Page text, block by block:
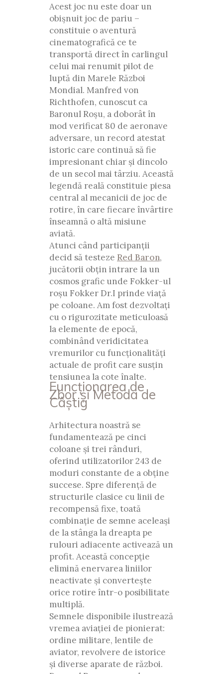
Acest joc nu este doar un
obișnuit joc de pariu –
constituie o aventură
cinematografică ce te
transportă direct în carlingul
celui mai renumit pilot de
luptă din Marele Război
Mondial. Manfred von
Richthofen, cunoscut ca
Baronul Roșu, a doborât în
mod verificat 80 de aeronave
adversare, un record atestat
istoric care continuă să fie
impresionant chiar și dincolo
de un secol mai târziu. Această
legendă reală constituie piesa
central al mecanicii de joc de
rotire, în care fiecare învârtire
înseamnă o altă misiune
aviată.
Atunci când participanții
decid să testeze Red Baron,
jucătorii obțin intrare la un
cosmos grafic unde Fokker-ul
roșu Fokker Dr.I prinde viață
pe coloane. Am fost dezvoltați
cu o rigurozitate meticuloasă
la elemente de epocă,
combinând veridicitatea
vremurilor cu funcționalități
actuale de profit care susțin
tensiunea la cote înalte.
Funcționarea de
Zbor și Metoda de
Câștig
Arhitectura noastră se
fundamentează pe cinci
coloane și trei rânduri,
oferind utilizatorilor 243 de
moduri constante de a obține
succese. Spre diferență de
structurile clasice cu linii de
recompensă fixe, toată
combinație de semne aceleași
de la stânga la dreapta pe
rulouri adiacente activează un
profit. Această concepție
elimină enervarea liniilor
neactivate și convertește
orice rotire într-o posibilitate
multiplă.
Semnele disponibile ilustrează
vremea aviației de pionierat:
ordine militare, lentile de
aviator, revolvere de istorice
și diverse aparate de război.